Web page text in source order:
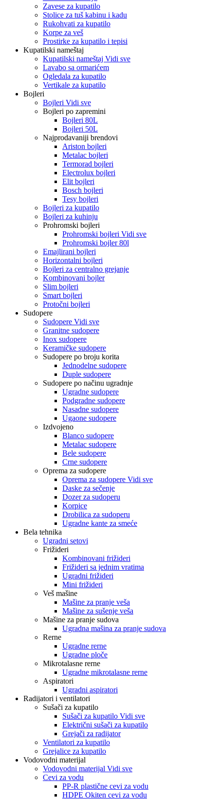
Zavese za kupatilo
Stolice za tuš kabinu i kadu
Rukohvati za kupatilo
Korpe za veš
Prostirke za kupatilo i tepisi
Kupatilski nameštaj
Kupatilski nameštaj Vidi sve
Lavabo sa ormarićem
Ogledala za kupatilo
Vertikale za kupatilo
Bojleri
Bojleri Vidi sve
Bojleri po zapremini
Bojleri 80L
Bojleri 50L
Najprodavaniji brendovi
Ariston bojleri
Metalac bojleri
Termorad bojleri
Electrolux bojleri
Elit bojleri
Bosch bojleri
Tesy bojleri
Bojleri za kupatilo
Bojleri za kuhinju
Prohromski bojleri
Prohromski bojleri Vidi sve
Prohromski bojler 80l
Emajlirani bojleri
Horizontalni bojleri
Bojleri za centralno grejanje
Kombinovani bojler
Slim bojleri
Smart bojleri
Protočni bojleri
Sudopere
Sudopere Vidi sve
Granitne sudopere
Inox sudopere
Keramičke sudopere
Sudopere po broju korita
Jednodelne sudopere
Duple sudopere
Sudopere po načinu ugradnje
Ugradne sudopere
Podgradne sudopere
Nasadne sudopere
Ugaone sudopere
Izdvojeno
Blanco sudopere
Metalac sudopere
Bele sudopere
Crne sudopere
Oprema za sudopere
Oprema za sudopere Vidi sve
Daske za sečenje
Dozer za sudoperu
Korpice
Drobilica za sudoperu
Ugradne kante za smeće
Bela tehnika
Ugradni setovi
Frižideri
Kombinovani frižideri
Frižideri sa jednim vratima
Ugradni frižideri
Mini frižideri
Veš mašine
Mašine za pranje veša
Mašine za sušenje veša
Mašine za pranje sudova
Ugradna mašina za pranje sudova
Rerne
Ugradne rerne
Ugradne ploče
Mikrotalasne rerne
Ugradne mikrotalasne rerne
Aspiratori
Ugradni aspiratori
Radijatori i ventilatori
Sušači za kupatilo
Sušači za kupatilo Vidi sve
Električni sušači za kupatilo
Grejači za radijator
Ventilatori za kupatilo
Grejalice za kupatilo
Vodovodni materijal
Vodovodni materijal Vidi sve
Cevi za vodu
PP-R plastične cevi za vodu
HDPE Okiten cevi za vodu